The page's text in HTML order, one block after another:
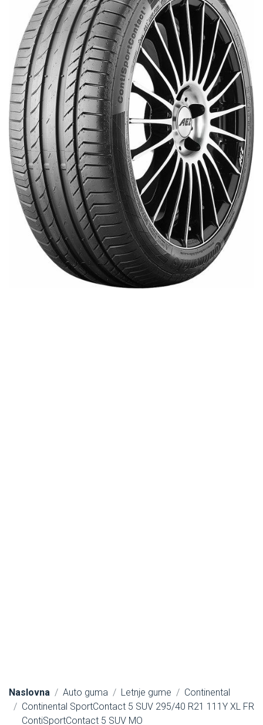
Naslovna Auto guma Letnje gume
Continental
Continental SportContact 5 SUV 295/40 R21 111Y XL FR
ContiSportContact 5 SUV MO